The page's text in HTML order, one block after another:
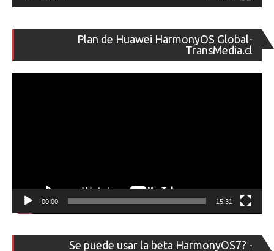
Plan de Huawei HarmonyOS Global-
TransMedia.cl
de
00:00 15:31
Se puede usar la beta HarmonyOS7? -